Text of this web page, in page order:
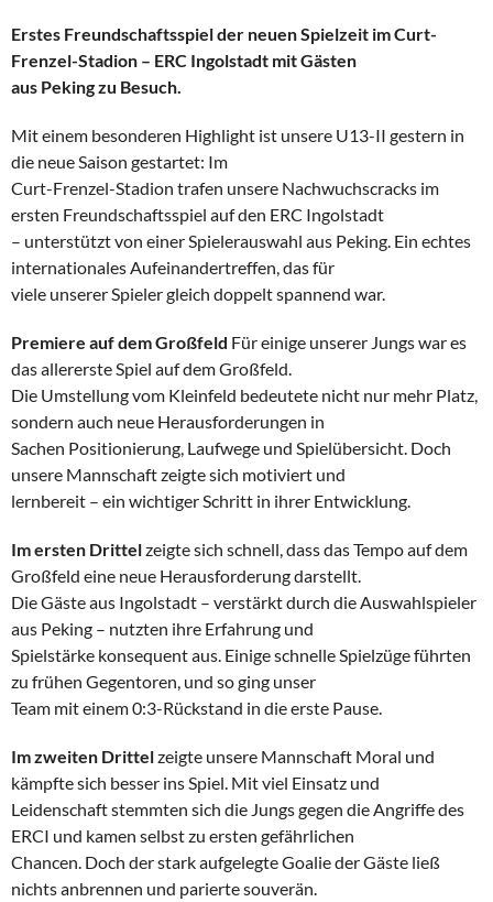
Erstes Freundschaftsspiel der neuen Spielzeit im Curt-
Frenzel-Stadion – ERC Ingolstadt mit Gästen
aus Peking zu Besuch.
Mit einem besonderen Highlight ist unsere U13-II gestern in
die neue Saison gestartet: Im
Curt-Frenzel-Stadion trafen unsere Nachwuchscracks im
ersten Freundschaftsspiel auf den ERC Ingolstadt
– unterstützt von einer Spielerauswahl aus Peking. Ein echtes
internationales Aufeinandertreffen, das für
viele unserer Spieler gleich doppelt spannend war.
Premiere auf dem Großfeld Für einige unserer Jungs war es
das allererste Spiel auf dem Großfeld.
Die Umstellung vom Kleinfeld bedeutete nicht nur mehr Platz,
sondern auch neue Herausforderungen in
Sachen Positionierung, Laufwege und Spielübersicht. Doch
unsere Mannschaft zeigte sich motiviert und
lernbereit – ein wichtiger Schritt in ihrer Entwicklung.
Im ersten Drittelzeigte sich schnell, dass das Tempo auf dem
Großfeld eine neue Herausforderung darstellt.
Die Gäste aus Ingolstadt – verstärkt durch die Auswahlspieler
aus Peking – nutzten ihre Erfahrung und
Spielstärke konsequent aus. Einige schnelle Spielzüge führten
zu frühen Gegentoren, und so ging unser
Team mit einem 0:3-Rückstand in die erste Pause.
Im zweiten Drittelzeigte unsere Mannschaft Moral und
kämpfte sich besser ins Spiel. Mit viel Einsatz und
Leidenschaft stemmten sich die Jungs gegen die Angriffe des
ERCI und kamen selbst zu ersten gefährlichen
Chancen. Doch der stark aufgelegte Goalie der Gäste ließ
nichts anbrennen und parierte souverän.